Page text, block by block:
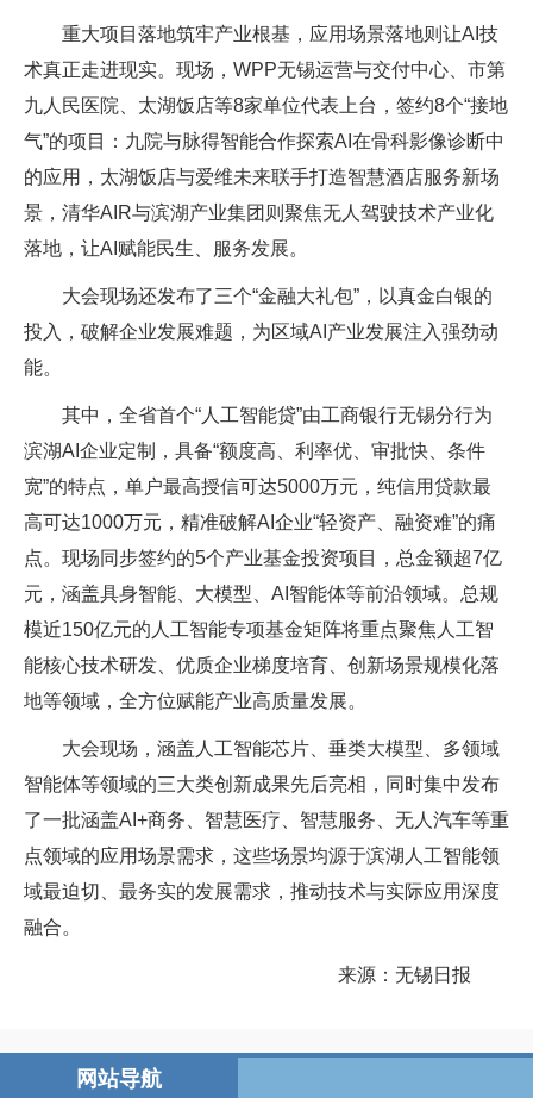
重大项目落地筑牢产业根基，应用场景落地则让AI技
术真正走进现实。现场，WPP无锡运营与交付中心、市第
九人民医院、太湖饭店等8家单位代表上台，签约8个“接地
气”的项目：九院与脉得智能合作探索AI在骨科影像诊断中
的应用，太湖饭店与爱维未来联手打造智慧酒店服务新场
景，清华AIR与滨湖产业集团则聚焦无人驾驶技术产业化
落地，让AI赋能民生、服务发展。
大会现场还发布了三个“金融大礼包”，以真金白银的
投入，破解企业发展难题，为区域AI产业发展注入强劲动
能。
其中，全省首个“人工智能贷”由工商银行无锡分行为
滨湖AI企业定制，具备“额度高、利率优、审批快、条件
宽”的特点，单户最高授信可达5000万元，纯信用贷款最
高可达1000万元，精准破解AI企业“轻资产、融资难”的痛
点。现场同步签约的5个产业基金投资项目，总金额超7亿
元，涵盖具身智能、大模型、AI智能体等前沿领域。总规
模近150亿元的人工智能专项基金矩阵将重点聚焦人工智
能核心技术研发、优质企业梯度培育、创新场景规模化落
地等领域，全方位赋能产业高质量发展。
大会现场，涵盖人工智能芯片、垂类大模型、多领域
智能体等领域的三大类创新成果先后亮相，同时集中发布
了一批涵盖AI+商务、智慧医疗、智慧服务、无人汽车等重
点领域的应用场景需求，这些场景均源于滨湖人工智能领
域最迫切、最务实的发展需求，推动技术与实际应用深度
融合。
来源：无锡日报